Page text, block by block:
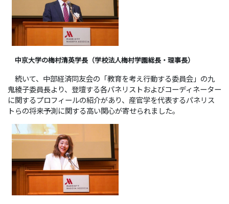
中京大学の梅村清英学長（学校法人梅村学園総長・理事長）
続いて、中部経済同友会の「教育を考え行動する委員会」の九
鬼綾子委員長より、登壇する各パネリストおよびコーディネーター
に関するプロフィールの紹介があり、産官学を代表するパネリス
トらの将来予測に関する高い関心が寄せられました。